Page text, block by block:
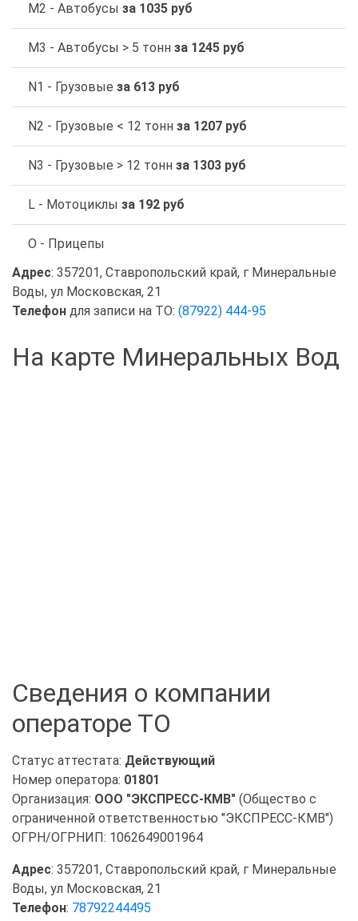
M2 - Автобусы за 1035 руб
M3 - Автобусы > 5 тонн за 1245 руб
N1 - Грузовые за 613 руб
N2 - Грузовые < 12 тонн за 1207 руб
N3 - Грузовые > 12 тонн за 1303 руб
L - Мотоциклы за 192 руб
O - Прицепы
Адрес: 357201, Ставропольский край, г Минеральные
Воды, ул Московская, 21
Телефон для записи на ТО: (87922) 444-95
На карте Минеральных Вод
Сведения о компании
операторе ТО
Статус аттестата: Действующий
Номер оператора: 01801
Организация: ООО "ЭКСПРЕСС-КМВ" (Общество с
ограниченной ответственностью "ЭКСПРЕСС-КМВ")
ОГРН/ОГРНИП: 1062649001964
Адрес: 357201, Ставропольский край, г Минеральные
Воды, ул Московская, 21
Телефон: 78792244495